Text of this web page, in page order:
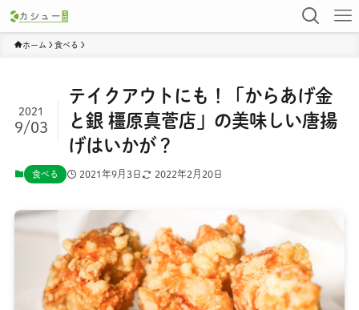
ホーム 食べる
テイクアウトにも！「からあげ金
と銀 橿原真菅店」の美味しい唐揚
げはいかが？
2021
9/03
食べる 2021年9月3日 2022年2月20日